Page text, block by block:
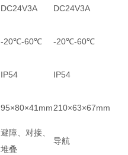
DC24V3A DC24V3A
-20℃-60℃ -20℃-60℃
IP54 IP54
95×80×41mm210×63×67mm
避障、对接、
堆叠
导航